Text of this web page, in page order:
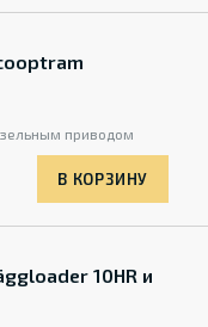
приводом
В КОРЗИНУ
10HR и